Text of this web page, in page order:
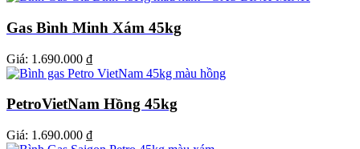
Gas Bình Minh Xám 45kg
Giá: 1.690.000 ₫
PetroVietNam Hồng 45kg
Giá: 1.690.000 ₫